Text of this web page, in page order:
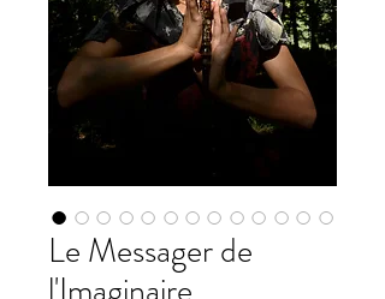
Le Messager de